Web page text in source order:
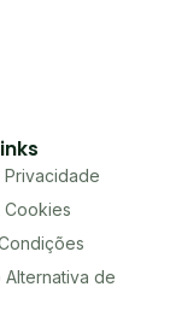
Cookies
Alternativa de